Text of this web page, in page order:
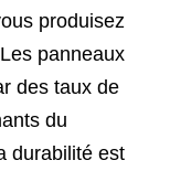
produisez
panneaux
des taux de
du
durabilité est